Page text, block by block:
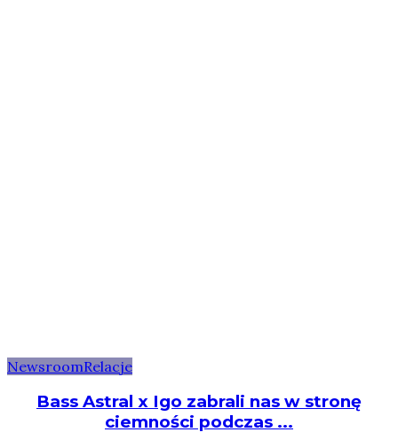
NewsroomRelacje
Bass Astral x Igo zabrali nas w stronę
ciemności podczas ...